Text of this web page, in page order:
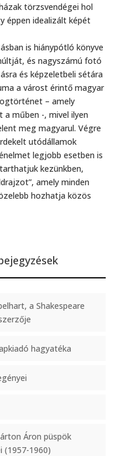
törzsvendégei hol
éppen idealizált képét
is hiánypótló könyve
és nagyszámú fotó
és képzeletbeli sétára
a várost érintő magyar
– amely
műben -, mivel ilyen
meg magyarul. Végre
utódállamok
legjobb esetben is
kezünkben,
amely minden
hozhatja közös
a Shakespeare
hagyatéka
Áron püspök
(1957-1960)